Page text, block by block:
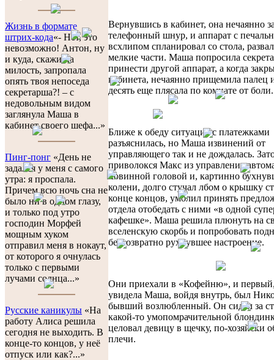
Жизнь в формате
штрих-кода«- Нет, это
невозможно! Антон, ну
и куда, скажи на
милость, запропала
опять твоя непоседа
секретарша?! – с
недовольным видом
заглянула Маша в
кабинет своего шефа...»
Пинг-понг «День не
задался у меня с самого
утра: я проспала.
Причем всю ночь сна не
было ни в одном глазу,
и только под утро
господин Морфей
мощным хуком
отправил меня в нокаут,
от которого я очнулась
только с первыми
лучами солнца...»
Русские каникулы «На
работу Алиса решила
сегодня не выходить. В
конце-то концов, у неё
отпуск или как?...»
Вернувшись в кабинет, она нечаянно
телефонный шнур, и аппарат с
всхлипом спланировал со стола,
мелкие части. Маша попросила
принести другой аппарат, а когда
кабинета, нечаянно прищемила палец
десять еще плясала по комнате от боли.
Ближе к обеду ситуация с платежками
разъяснилась, но Маша извинений от
управляющего так и не дождалась.
приволокся Макс из управления
повинной головой и, картинно
колени, долго стучал лбом о крышку
конце концов, умолил принять
отдела отобедать с ними «в одной
кафешке». Маша решила плюнуть на
вселенскую скорбь и попробовать
безвозвратно рухнувшее настроение.
Они приехали в «Кофейню», и
увидела Маша, войдя внутрь, был
бывший возлюбленный. Он сидел за
какой-то умопомрачительной
целовал девицу в щечку, по-хозяйски
плечи.